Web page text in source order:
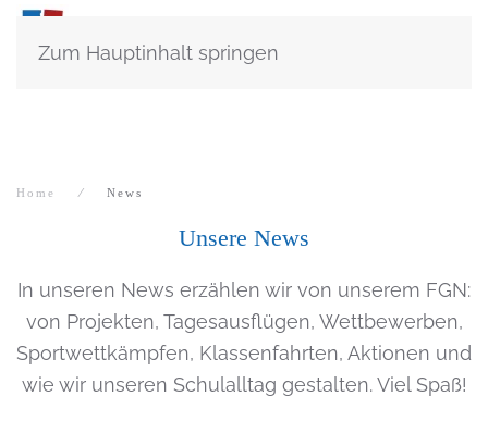
Zum Hauptinhalt springen
Home News
Unsere News
In unseren News erzählen wir von unserem FGN:
von Projekten, Tagesausflügen, Wettbewerben,
Sportwettkämpfen, Klassenfahrten, Aktionen und
wie wir unseren Schulalltag gestalten. Viel Spaß!